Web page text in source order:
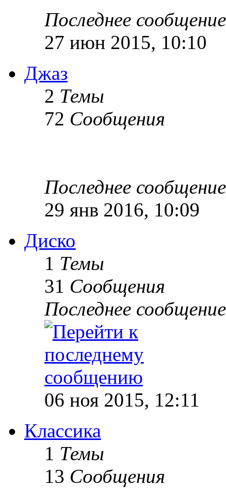
Последнее сообщение
27 июн 2015, 10:10
Джаз
2 Темы
72 Сообщения
Последнее сообщение
29 янв 2016, 10:09
Диско
1 Темы
31 Сообщения
Последнее сообщение
06 ноя 2015, 12:11
Классика
1 Темы
13 Сообщения